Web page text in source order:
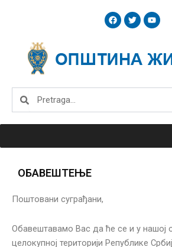
F
a
c
o
o
T
w
i
e
r
Y
o
u
b
e
Search
ОБАВЕШТЕЊЕ
Поштовани суграђани,
Обавештавамо Вас да ће се и у нашој
целокупној територији Републике